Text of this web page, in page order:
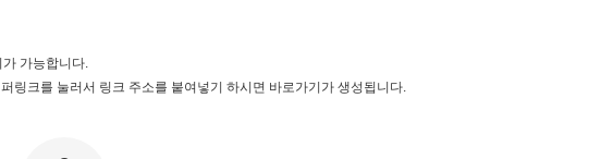
가능합니다.
링크를 눌러서 링크 주소를 붙여넣기 하시면 바로가기가 생성됩니다.